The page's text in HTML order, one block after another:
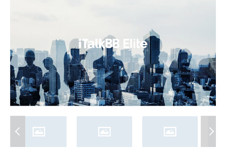
养老 非盈利组织